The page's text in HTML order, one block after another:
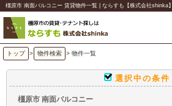
橿原市 南面バルコニー 賃貸物件一覧 | ならすも【株式会社shinka】
トップ > 物件検索 > 物件一覧
選択中の条件
橿原市 南面バルコニー